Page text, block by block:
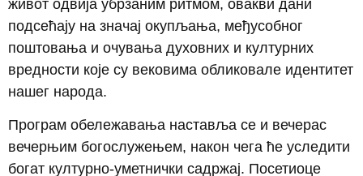
живот одвија убрзаним ритмом, овакви дани
подсећају на значај окупљања, међусобног
поштовања и очувања духовних и културних
вредности које су вековима обликовале идентитет
нашег народа.
Програм обележавања наставља се и вечерас
вечерњим богослужењем, након чега ће уследити
богат културно-уметнички садржај. Посетиоце